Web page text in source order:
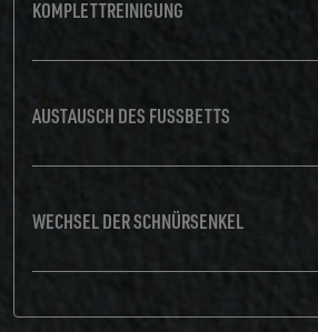
KOMPLETTREINIGUNG
AUSTAUSCH DES FUSSBETTS
WECHSEL DER SCHNÜRSENKEL